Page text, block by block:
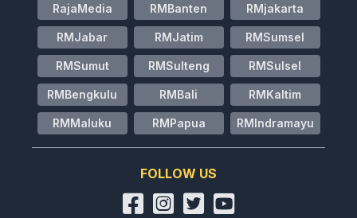
RajaMedia RMBanten RMjakarta
RMJabar RMJatim RMSumsel
RMSumut RMSulteng RMSulsel
RMBengkulu RMBali RMKaltim
RMMaluku RMPapua RMIndramayu
FOLLOW US